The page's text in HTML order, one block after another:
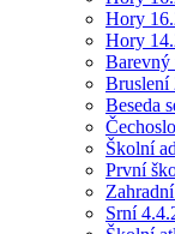
Hory
Hory
Barevný
Bruslení
Beseda
Školní
První
Srní